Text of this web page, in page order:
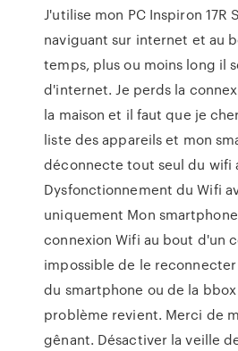
J'utilise mon PC Inspiron 17R
naviguant sur internet et au
temps, plus ou moins long il
d'internet. Je perds la
la maison et il faut que je
liste des appareils et mon
déconnecte tout seul du wifi
Dysfonctionnement du Wifi
uniquement Mon
connexion Wifi au bout d'un
impossible de le
du smartphone ou de la
problème revient. Merci de
gênant. Désactiver la veille